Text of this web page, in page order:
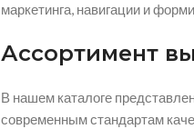
маркетинга, навигации и
Ассортимент
В нашем каталоге
современным стандартам